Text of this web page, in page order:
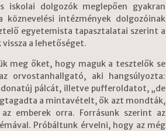
dolgozók meglepően gyakran
intézmények dolgozóinak
egyetemista tapasztalatai szerint a
a lehetőséget.
meg őket, hogy maguk a tesztelők se
aki hangsúlyozta:
pálcát, illetve pufferoldatot, „de
a mintavételt, ők azt mondták,
emberek orra. Forrásunk szerint az
Próbáltunk érvelni, hogy az még